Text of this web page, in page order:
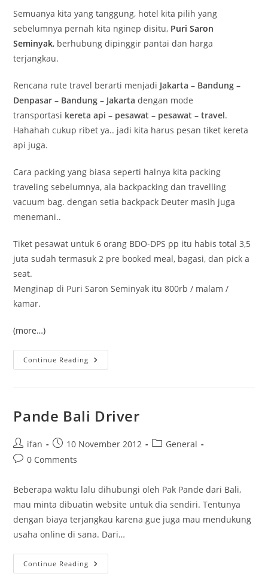
Semuanya kita yang tanggung, hotel kita pilih yang
sebelumnya pernah kita nginep disitu, Puri Saron
Seminyak, berhubung dipinggir pantai dan harga
terjangkau.
Rencana rute travel berarti menjadi Jakarta – Bandung –
Denpasar – Bandung – Jakarta dengan mode
transportasi kereta api – pesawat – pesawat – travel.
Hahahah cukup ribet ya.. jadi kita harus pesan tiket kereta
api juga.
Cara packing yang biasa seperti halnya kita packing
traveling sebelumnya, ala backpacking dan travelling
vacuum bag. dengan setia backpack Deuter masih juga
menemani..
Tiket pesawat untuk 6 orang BDO-DPS pp itu habis total 3,5
juta sudah termasuk 2 pre booked meal, bagasi, dan pick a
seat.
Menginap di Puri Saron Seminyak itu 800rb / malam /
kamar.
(more…)
Continue Reading Bali
2013
Pande Bali Driver
Post
author:
ifan
Post
published:
10 November 2012
PostGeneral
Post0 Comments
Beberapa waktu lalu dihubungi oleh Pak Pande dari Bali,
mau minta dibuatin website untuk dia sendiri. Tentunya
dengan biaya terjangkau karena gue juga mau mendukung
usaha online di sana. Dari…
Continue Reading Pande
Bali